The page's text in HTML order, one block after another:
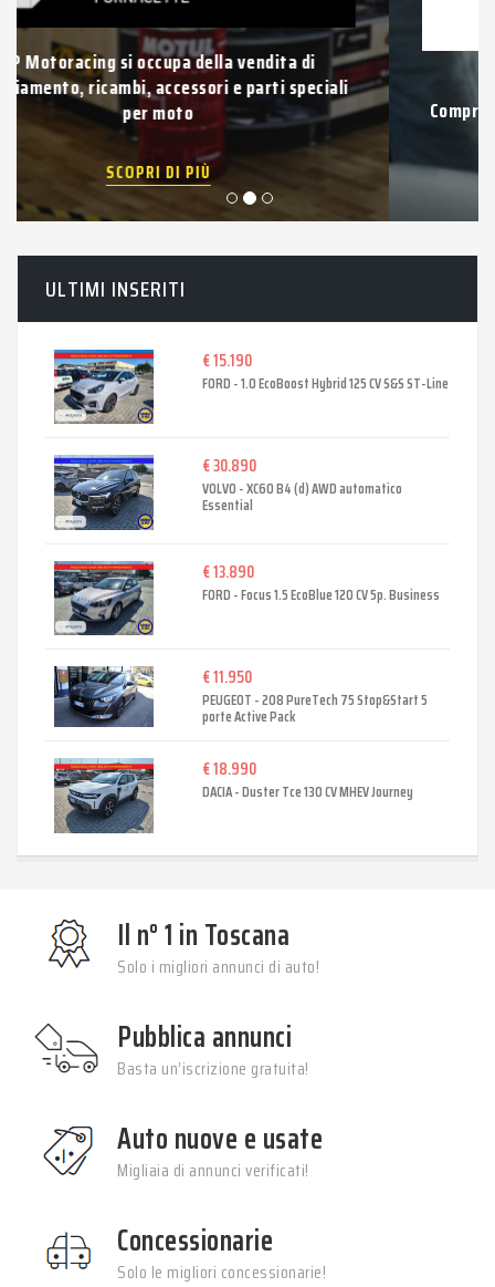
Vuoi vendere la tua auto usata?
Compravendita di auto e veicoli usati di qualsiasi
tipo con pagamento immediato.
SCOPRI DI PIÙ
ULTIMI INSERITI
€ 15.190
FORD - 1.0 EcoBoost Hybrid 125 CV S&S ST-Line
€ 30.890
VOLVO - XC60 B4 (d) AWD automatico
Essential
€ 13.890
FORD - Focus 1.5 EcoBlue 120 CV 5p. Business
€ 11.950
PEUGEOT - 208 PureTech 75 Stop&Start 5
porte Active Pack
€ 18.990
DACIA - Duster Tce 130 CV MHEV Journey
Il n° 1 in Toscana
Solo i migliori annunci di auto!
Pubblica annunci
Basta un’iscrizione gratuita!
Auto nuove e usate
Migliaia di annunci verificati!
Concessionarie
Solo le migliori concessionarie!